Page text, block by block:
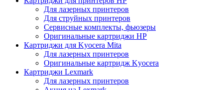
Для лазерных принтеров
Для струйных принтеров
Сервисные комплекты, фьюзеры
Оригинальные картриджи HP
Картриджи для Kyocera Mita
Для лазерных принтеров
Оригинальные картридж Kyocera
Картриджи Lexmark
Для лазерных принтеров